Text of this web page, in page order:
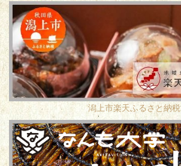
潟上市楽天ふるさと納税